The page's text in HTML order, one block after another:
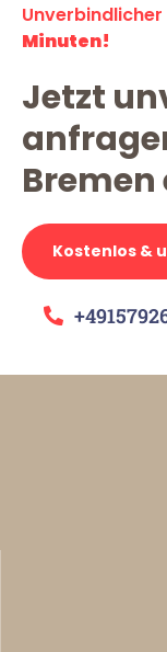
Minuten!
Jetzt
Kostenlos &